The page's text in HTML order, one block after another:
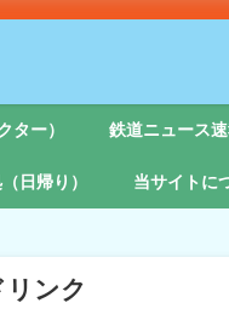
ター） 鉄道ニュース
日帰り） 当サイトに
リンク